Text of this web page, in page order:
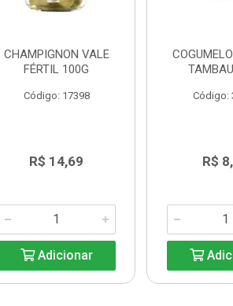
CHAMPIGNON VALE
FÉRTIL 100G
Código: 17398
R$ 14,69
Adicionar
Código:
R$